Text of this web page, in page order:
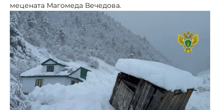
мецената Магомеда Вечедова.